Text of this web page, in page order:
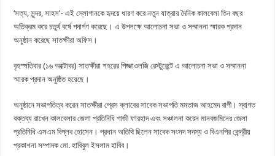
‘সত্য, সুন্দর, সাহস’- এই স্লোগানকে হৃদয়ে ধারণ করে নতুন যাত্রায় দৈনিক কালবেলা তিন বছর
অতিক্রম করে চতুর্থ বর্ষে পদার্পণ করেছে। এ উপলক্ষে আলোচনা সভা ও সম্মাননা স্মারক প্রদান
অনুষ্ঠান করেছে সাতক্ষীরা অফিস।
বৃহস্পতিবার (১৬ অক্টোবর) সাতক্ষীরা শহরের পিজ্জাওলজি রেস্টুরেন্টে এ আলোচনা সভা ও সম্মাননা
স্মারক প্রদান অনুষ্ঠিত হয়েছে।
অনুষ্ঠানে সভাপতিত্ব করেন সাতক্ষীরা প্রেস ক্লাবের সাবেক সভাপতি মমতাজ আহমেদ বাপী। স্বাগত
বক্তব্য রাখেন কালবেলার জেলা প্রতিনিধি গাজী ফারহাদ এবং সঞ্চালনা করেন মানবজমিনের জেলা
প্রতিনিধি এসএম বিপ্লব হোসেন। প্রধান অতিথি ছিলেন সাবেক সংসদ সদস্য ও বিএনপির কেন্দ্রীয়
প্রকাশনা সম্পাদক মো. হাবিবুল ইসলাম হাবিব।